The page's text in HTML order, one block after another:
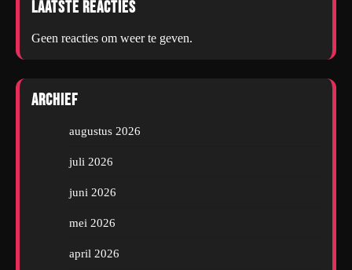
Laatste reacties
Geen reacties om weer te geven.
Archief
augustus 2026
juli 2026
juni 2026
mei 2026
april 2026